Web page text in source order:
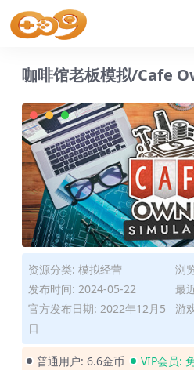
咖啡馆老板模拟/Cafe
资源分类: 模拟经营
浏
发布时间: 2024-05-22
最
官方发布日期: 2022年12月5
日
游
普通用户: 6.6金币 VIP会员: